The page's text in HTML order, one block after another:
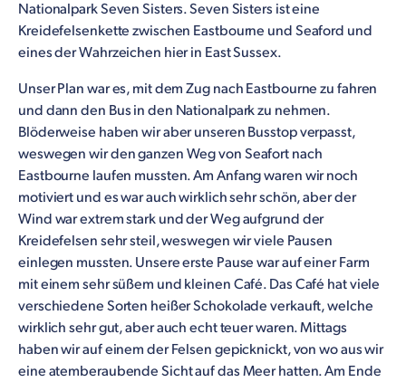
Nationalpark Seven Sisters. Seven Sisters ist eine
Kreidefelsenkette zwischen Eastbourne und Seaford und
eines der Wahrzeichen hier in East Sussex.
Unser Plan war es, mit dem Zug nach Eastbourne zu fahren
und dann den Bus in den Nationalpark zu nehmen.
Blöderweise haben wir aber unseren Busstop verpasst,
weswegen wir den ganzen Weg von Seafort nach
Eastbourne laufen mussten. Am Anfang waren wir noch
motiviert und es war auch wirklich sehr schön, aber der
Wind war extrem stark und der Weg aufgrund der
Kreidefelsen sehr steil, weswegen wir viele Pausen
einlegen mussten. Unsere erste Pause war auf einer Farm
mit einem sehr süßem und kleinen Café. Das Café hat viele
verschiedene Sorten heißer Schokolade verkauft, welche
wirklich sehr gut, aber auch echt teuer waren. Mittags
haben wir auf einem der Felsen gepicknickt, von wo aus wir
eine atemberaubende Sicht auf das Meer hatten. Am Ende